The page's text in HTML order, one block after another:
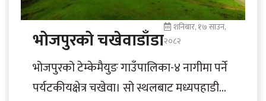
भोजपुरको चखेवाडाँडा
शनिबार, १७ साउन,
२०८२
भोजपुरको टेम्केमैयुङ गाउँपालिका-४ नागीमा पर्ने
पर्यटकीयक्षेत्र चखेवा। सो स्थलबाट मध्यपहाडी